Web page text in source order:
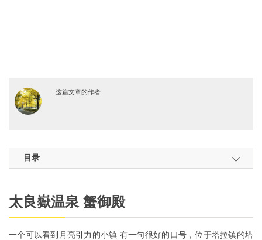
这篇文章的作者
目录
太良嶽温泉 蟹御殿
一个可以看到月亮引力的小镇 有一句很好的口号，位于塔拉镇的塔